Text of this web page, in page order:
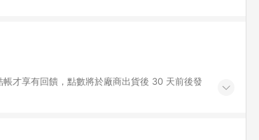
才享有回饋，點數將於廠商出貨後 30 天前後發